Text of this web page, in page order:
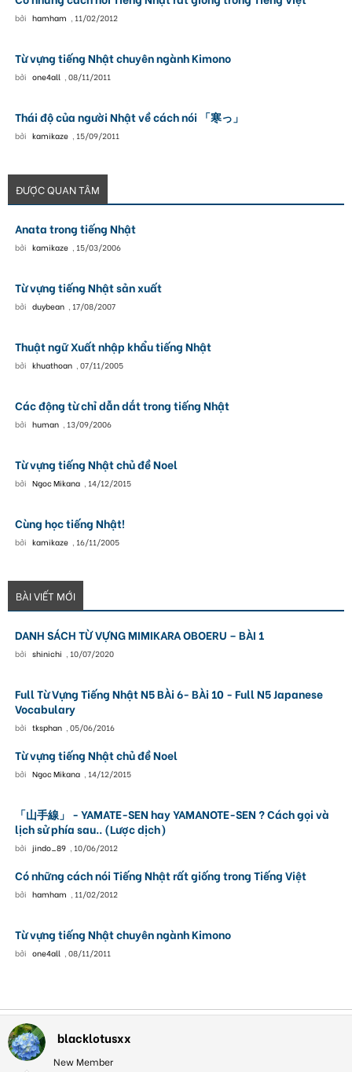
bởi hamham 11/02/2012
Từ vựng tiếng Nhật chuyên ngành Kimono
bởi one4all 08/11/2011
Thái độ của người Nhật về cách nói 「寒っ」
bởi kamikaze 15/09/2011
ĐƯỢC QUAN TÂM
Anata trong tiếng Nhật
bởi kamikaze 15/03/2006
Từ vựng tiếng Nhật sản xuất
bởi duybean 17/08/2007
Thuật ngữ Xuất nhập khẩu tiếng Nhật
bởi khuathoan 07/11/2005
Các động từ chỉ dẫn dắt trong tiếng Nhật
bởi human 13/09/2006
Từ vựng tiếng Nhật chủ đề Noel
bởi Ngoc Mikana 14/12/2015
Cùng học tiếng Nhật!
bởi kamikaze 16/11/2005
BÀI VIẾT MỚI
DANH SÁCH TỪ VỰNG MIMIKARA OBOERU – BÀI 1
bởi shinichi 10/07/2020
Full Từ Vựng Tiếng Nhật N5 BÀi 6- BÀi 10 - Full N5 Japanese
Vocabulary
bởi tksphan 05/06/2016
Từ vựng tiếng Nhật chủ đề Noel
bởi Ngoc Mikana 14/12/2015
「山手線」 - YAMATE-SEN hay YAMANOTE-SEN ? Cách gọi và
lịch sử phía sau.. (Lược dịch)
bởi jindo_89 10/06/2012
Có những cách nói Tiếng Nhật rất giống trong Tiếng Việt
bởi hamham 11/02/2012
Từ vựng tiếng Nhật chuyên ngành Kimono
bởi one4all 08/11/2011
blacklotusxx
New Member